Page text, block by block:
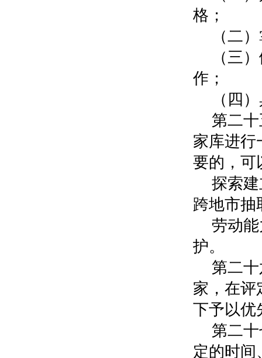
格；
（二
（三
作；
（四
第二
家库进行
要的，可
探索
跨地市抽
劳动
护。
第二
家，在评
下予以优
第二
定的时间